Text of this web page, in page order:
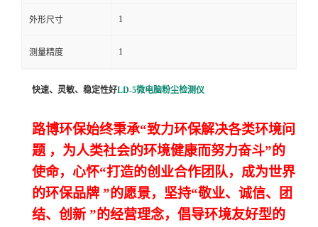
外形尺寸 1
测量精度 1
快速、灵敏、稳定性好LD-5微电脑粉尘检测仪
路博环保始终秉承“致力环保解决各类环境问
题 ，为人类社会的环境健康而努力奋斗”的
使命，心怀“打造的创业合作团队，成为世界
的环保品牌 ”的愿景，坚持“敬业、诚信、团
结、创新 ”的经营理念，倡导环境友好型的